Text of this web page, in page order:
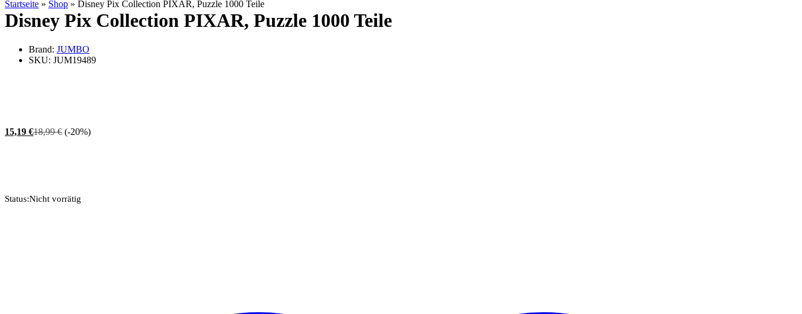
Startseite » Shop » Disney Pix Collection PIXAR, Puzzle 1000 Teile
Disney Pix Collection PIXAR, Puzzle 1000 Teile
Brand: JUMBO
SKU: JUM19489
15,19 €18,99€ (-20%)
Status:Nicht vorrätig